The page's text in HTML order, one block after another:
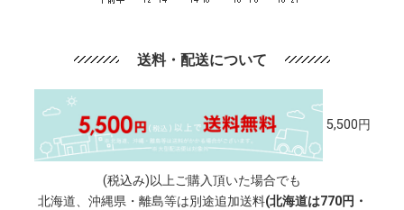
送料・配送について
5,500円
(税込み)以上ご購入頂いた場合でも
北海道、沖縄県・離島等は別途追加送料(北海道は770円・